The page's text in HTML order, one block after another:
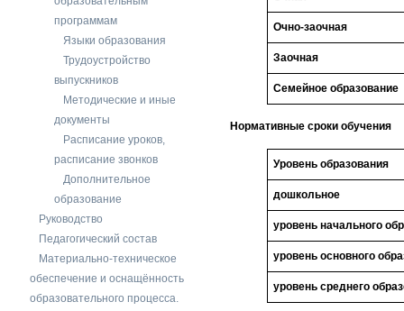
программам
Языки образования
Трудоустройство
выпускников
Методические и иные
документы
Расписание уроков,
расписание звонков
Дополнительное
образование
Руководство
Педагогический состав
Материально-техническое
обеспечение и оснащённость
образовательного процесса.
Очно-заочная
Заочная
Семейное образование
Нормативные сроки обучения
Уровень образования
дошкольное
уровень начального
уровень основного
уровень среднего